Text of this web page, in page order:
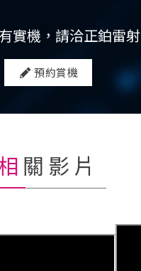
實機，請洽正鉑雷射
預約賞機
相關影片